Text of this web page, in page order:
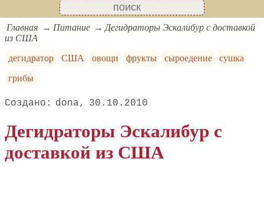
Главная Питание
Дегидраторы Эскалибур с доставкой
из США
дегидратор
США овощи фрукты сыроедение
сушка
грибы
dona 30.10.2010
Дегидраторы Эскалибур с
доставкой из США